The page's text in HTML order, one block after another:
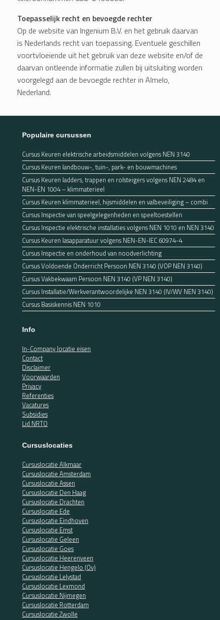
Toepasselijk recht en bevoegde rechter
Op de website van Ingenium B.V. en het gebruik daarvan
is Nederlands recht van toepassing. Eventuele geschillen
voortvloeiende uit het gebruik van deze website en/of de
daarvan ontleende informatie zullen bij uitsluiting worden
voorgelegd aan de bevoegde rechter in Almelo,
Nederland.
Populaire cursussen
Cursus Keuren elektrische arbeidsmiddelen volgens NEN 3140
Cursus Keuren landbouw-, tuin-, park- en bouwmachines
Cursus Keuren ladders, trappen en rolsteigers volgens NEN 2484 en
NEN-EN 1004 – klimmaterieel
Cursus Keuren klimmaterieel, hijsmiddelen en valbeveiliging – combi
Cursus Inspectie van speelgelegenheden en speeltoestellen
Cursus Inspectie elektrische installaties volgens NEN 1010 en NEN 3140
Cursus Keuren lasapparatuur volgens NEN-EN-IEC 60974-4
Cursus Inspectie en onderhoud van noodverlichting
Cursus Voldoende Onderricht Persoon NEN 3140 (VOP NEN 3140)
Cursus Vakbekwaam Persoon NEN 3140 (VP NEN 3140)
Cursus Installatie/Werkverantwoordelijke NEN 3140 (IV/WV NEN 3140)
Cursus Basiskennis NEN 1010
Info
In-Company locatie eisen
Contact
Disclaimer
Voorwaarden
Privacy
Referenties
Vacatures
Subsidies
Lid NRTO
Cursuslocaties
Cursuslocatie Alkmaar
Cursuslocatie Amsterdam
Cursuslocatie Assen
Cursuslocatie Den Haag
Cursuslocatie Drachten
Cursuslocatie Ede
Cursuslocatie Eindhoven
Cursuslocatie Emst
Cursuslocatie Geleen
Cursuslocatie Goes
Cursuslocatie Heerenveen
Cursuslocatie Hengelo (Ov)
Cursuslocatie Lelystad
Cursuslocatie Lexmond
Cursuslocatie Nijmegen
Cursuslocatie Rotterdam
Cursuslocatie Zwolle